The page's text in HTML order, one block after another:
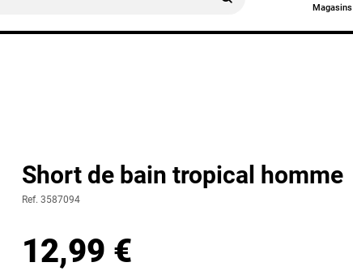
Magasins
Short de bain tropical homme
Ref. 3587094
12,99 €